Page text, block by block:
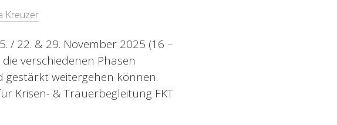
Kreuzer
/ 22. & 29. November 2025 (16 –
verschiedenen Phasen
weitergehen können.
Krisen- & Trauerbegleitung FKT